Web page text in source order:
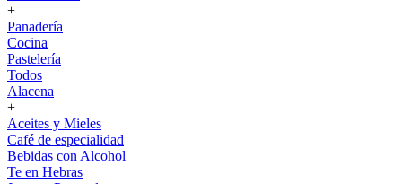
+
Panadería
Cocina
Pastelería
Todos
Alacena
+
Aceites y Mieles
Café de especialidad
Bebidas con Alcohol
Te en Hebras